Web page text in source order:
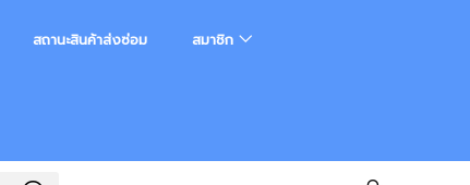
สถานะสินค้าส่งซ่อม สมาชิก